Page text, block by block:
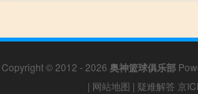
Copyright © 2012 - 2026 奥神篮球俱乐部
| 网站地图 | 疑难解答 京